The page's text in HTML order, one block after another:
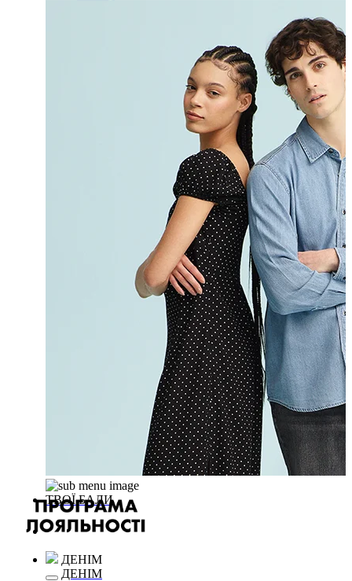
ТВОЇ БАЛИ
ДЕНІМ
ДЕНІМ